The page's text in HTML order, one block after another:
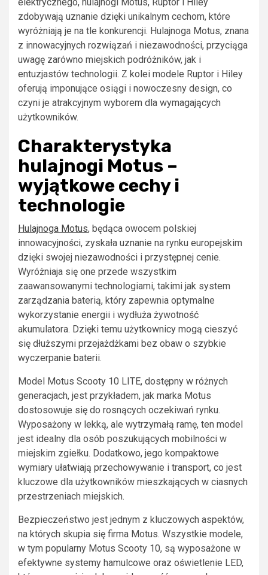
zdobywają uznanie dzięki unikalnym cechom, które
wyróżniają je na tle konkurencji. Hulajnoga Motus, znana
z innowacyjnych rozwiązań i niezawodności, przyciąga
uwagę zarówno miejskich podróżników, jak i
entuzjastów technologii. Z kolei modele Ruptor i Hiley
oferują imponujące osiągi i nowoczesny design, co
czyni je atrakcyjnym wyborem dla wymagających
użytkowników.
Charakterystyka
hulajnogi Motus –
wyjątkowe cechy i
technologie
Hulajnoga Motus, będąca owocem polskiej
innowacyjności, zyskała uznanie na rynku europejskim
dzięki swojej niezawodności i przystępnej cenie.
Wyróżniaja się one przede wszystkim
zaawansowanymi technologiami, takimi jak system
zarządzania baterią, który zapewnia optymalne
wykorzystanie energii i wydłuża żywotność
akumulatora. Dzięki temu użytkownicy mogą cieszyć
się dłuższymi przejażdżkami bez obaw o szybkie
wyczerpanie baterii.
Model Motus Scooty 10 LITE, dostępny w różnych
generacjach, jest przykładem, jak marka Motus
dostosowuje się do rosnących oczekiwań rynku.
Wyposażony w lekką, ale wytrzymałą ramę, ten model
jest idealny dla osób poszukujących mobilności w
miejskim zgiełku. Dodatkowo, jego kompaktowe
wymiary ułatwiają przechowywanie i transport, co jest
kluczowe dla użytkowników mieszkających w ciasnych
przestrzeniach miejskich.
Bezpieczeństwo jest jednym z kluczowych aspektów,
na których skupia się firma Motus. Wszystkie modele,
w tym popularny Motus Scooty 10, są wyposażone w
efektywne systemy hamulcowe oraz oświetlenie LED,